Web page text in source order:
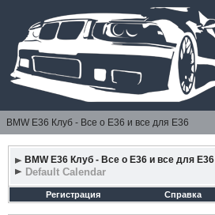
BMW E36 Клуб - Все о Е36 и все для Е36
BMW E36 Клуб - Все о Е36 и все для Е36
Default Calendar
Регистрация Справка